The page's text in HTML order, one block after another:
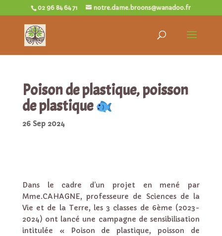
02 96 84 64 71 notre.dame.broons@wanadoo.fr
Poison de plastique, poisson
de plastique
26 Sep 2024
Dans le cadre d’un projet en mené par
Mme.CAHAGNE, professeure de Sciences de la
Vie et de la Terre, les 3 classes de 6ème (2023-
2024) ont lancé une campagne de sensibilisation
intitulée « Poison de plastique, poisson de